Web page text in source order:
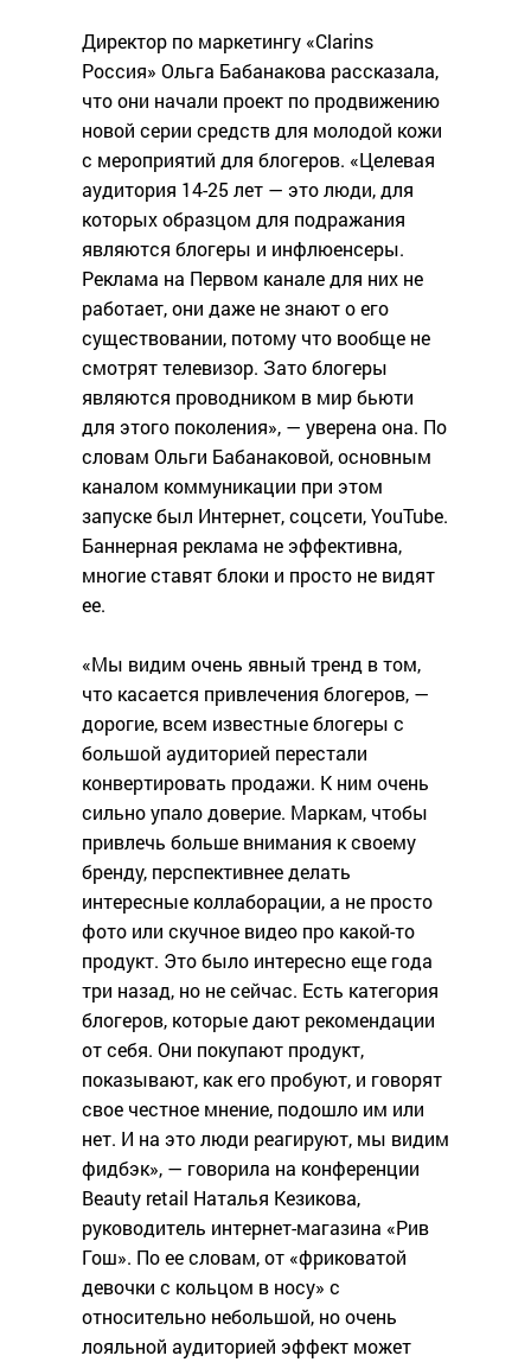
Директор по маркетингу «Clarins
Россия» Ольга Бабанакова рассказала,
что они начали проект по продвижению
новой серии средств для молодой кожи
с мероприятий для блогеров. «Целевая
аудитория 14-25 лет — это люди, для
которых образцом для подражания
являются блогеры и инфлюенсеры.
Реклама на Первом канале для них не
работает, они даже не знают о его
существовании, потому что вообще не
смотрят телевизор. Зато блогеры
являются проводником в мир бьюти
для этого поколения», — уверена она. По
словам Ольги Бабанаковой, основным
каналом коммуникации при этом
запуске был Интернет, соцсети, YouTube.
Баннерная реклама не эффективна,
многие ставят блоки и просто не видят
ее.
«Мы видим очень явный тренд в том,
что касается привлечения блогеров, —
дорогие, всем известные блогеры с
большой аудиторией перестали
конвертировать продажи. К ним очень
сильно упало доверие. Маркам, чтобы
привлечь больше внимания к своему
бренду, перспективнее делать
интересные коллаборации, а не просто
фото или скучное видео про какой-то
продукт. Это было интересно еще года
три назад, но не сейчас. Есть категория
блогеров, которые дают рекомендации
от себя. Они покупают продукт,
показывают, как его пробуют, и говорят
свое честное мнение, подошло им или
нет. И на это люди реагируют, мы видим
фидбэк», — говорила на конференции
Beauty retail Наталья Кезикова,
руководитель интернет-магазина «Рив
Гош». По ее словам, от «фриковатой
девочки с кольцом в носу» с
относительно небольшой, но очень
лояльной аудиторией эффект может